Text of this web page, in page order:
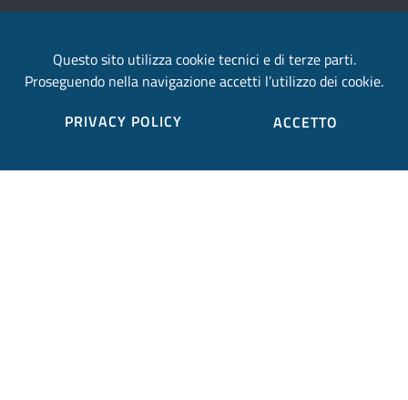
provincia.terni@postacert.umbria.it
Credits
Sito web realizzato in collaborazione conGruppo
Questo sito utilizza cookie tecnici e di terze parti.
Proseguendo nella navigazione accetti l’utilizzo dei cookie.
PRIVACY POLICY
ACCETTO